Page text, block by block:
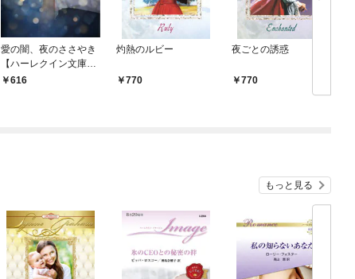
愛の闇、夜のささやき
【ハーレクイン文庫
版】616
灼熱のルビー
770
夜ごとの誘惑
770
もっと見る